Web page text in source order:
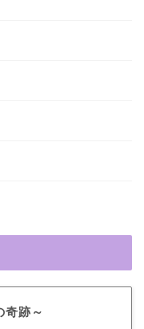
跡～